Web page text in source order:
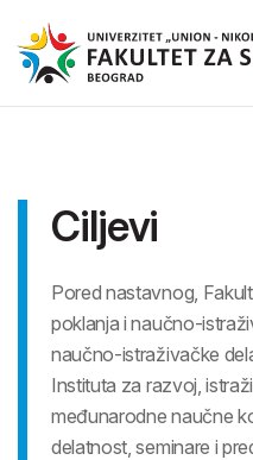
Ciljevi
Pored nastavnog,
poklanja i naučno-
naučno-istraživačke
Instituta za razvoj,
međunarodne naučne
delatnost, seminare i